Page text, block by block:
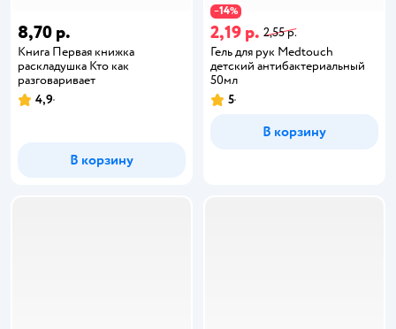
8,70 р.
Книга Первая книжка
раскладушка Кто как
разговаривает
4,9
В корзину
−14%
2,19 р. 2,55 р.
Гель для рук Medtouch
детский антибактериальный
50мл
5
В корзину